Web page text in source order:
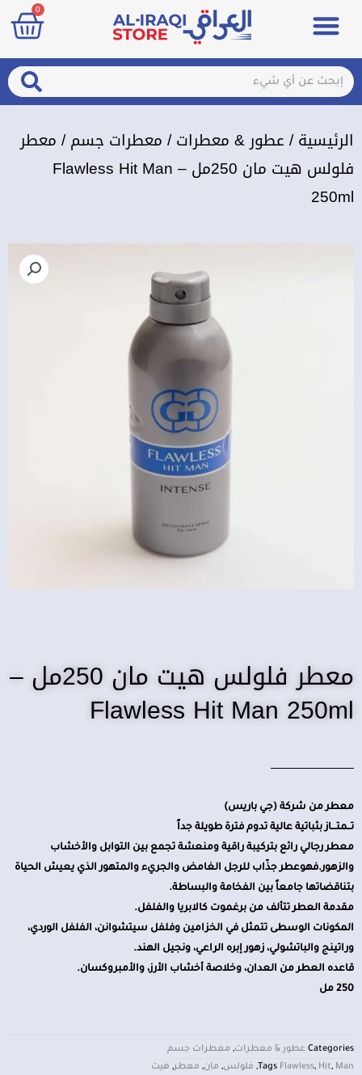
Menu
0
Search
الرئيسية/عطور & معطرات/معطرات جسم/ معطر
فلولس هيت مان 250مل – Flawless Hit Man
250ml
معطر فلولس هيت مان 250مل –
Flawless Hit Man 250ml
معطر من شركة (جي باريس)
تــمتـــاز بثباتية عالية تدوم فترة طويلة جداً
معطر رجالي رائع بتركيبة راقية ومنعشة تجمع بين التوابل والأخشاب
والزهور.فهوعطر جذّاب للرجل الغامض والجريء والمتهور الذي يعيش الحياة
بتناقضاتها جامعاً بين الفخامة والبساطة.
مقدمة العطر تتألف من برغموت كالابريا والفلفل.
المكونات الوسطى تتمثل في الخزامين وفلفل سيتشوانن، الفلفل الوردي،
وراتينج والباتشولي، زهور إبره الراعي، ونجيل الهند.
قاعده العطر من العدان، وخلاصة أخشاب الأرز، والأمبروكسان.
250 مل
Categories عطور & معطرات, معطرات جسم
Tags Flawless, Hit, Man
, فلولس, مان, معطر, هيت